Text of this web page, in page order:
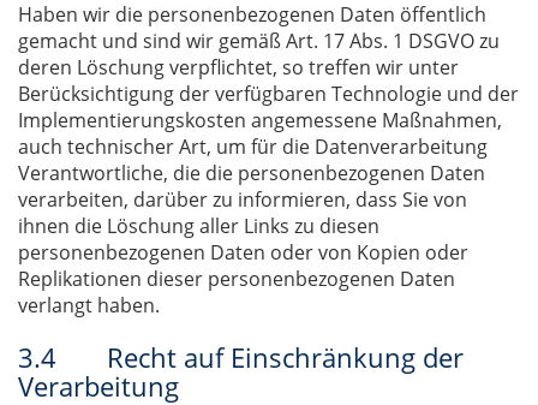
Haben wir die personenbezogenen Daten öffentlich
gemacht und sind wir gemäß Art. 17 Abs. 1 DSGVO zu
deren Löschung verpflichtet, so treffen wir unter
Berücksichtigung der verfügbaren Technologie und der
Implementierungskosten angemessene Maßnahmen,
auch technischer Art, um für die Datenverarbeitung
Verantwortliche, die die personenbezogenen Daten
verarbeiten, darüber zu informieren, dass Sie von
ihnen die Löschung aller Links zu diesen
personenbezogenen Daten oder von Kopien oder
Replikationen dieser personenbezogenen Daten
verlangt haben.
3.4 Recht auf Einschränkung der
Verarbeitung